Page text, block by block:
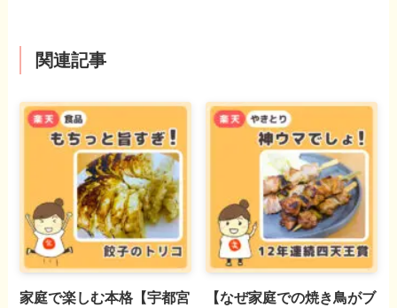
関連記事
家庭で楽しむ本格【宇都宮
【なぜ家庭での焼き鳥がブ